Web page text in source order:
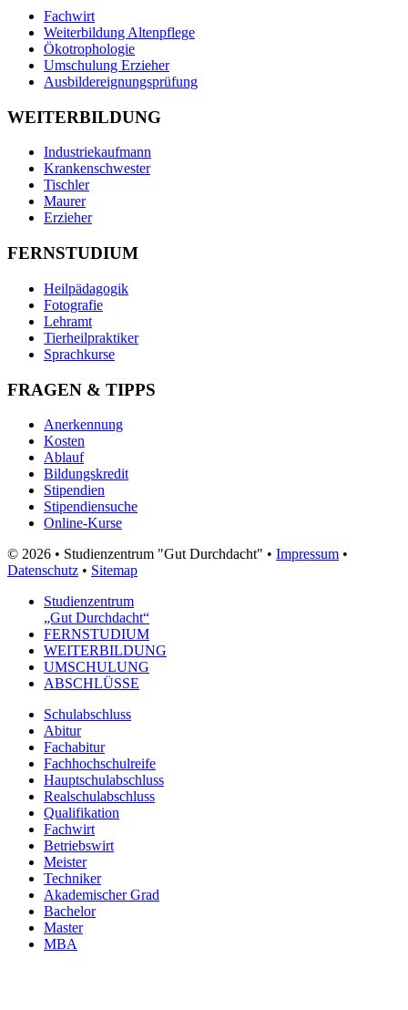
Fachwirt
Weiterbildung Altenpflege
Ökotrophologie
Umschulung Erzieher
Ausbildereignungsprüfung
WEITERBILDUNG
Industriekaufmann
Krankenschwester
Tischler
Maurer
Erzieher
FERNSTUDIUM
Heilpädagogik
Fotografie
Lehramt
Tierheilpraktiker
Sprachkurse
FRAGEN & TIPPS
Anerkennung
Kosten
Ablauf
Bildungskredit
Stipendien
Stipendiensuche
Online-Kurse
© 2026 • Studienzentrum "Gut Durchdacht" • Impressum •
Datenschutz • Sitemap
Studienzentrum
„Gut Durchdacht“
FERNSTUDIUM
WEITERBILDUNG
UMSCHULUNG
ABSCHLÜSSE
Schulabschluss
Abitur
Fachabitur
Fachhochschulreife
Hauptschulabschluss
Realschulabschluss
Qualifikation
Fachwirt
Betriebswirt
Meister
Techniker
Akademischer Grad
Bachelor
Master
MBA